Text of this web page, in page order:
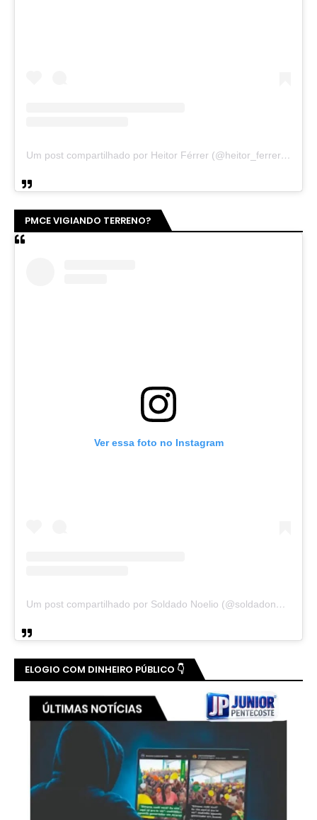
Um post compartilhado por Heitor Férrer (@heitor_ferrer77)
PMCE VIGIANDO TERRENO?
Ver essa foto no Instagram
Um post compartilhado por Soldado Noelio (@soldadonoelio)
ELOGIO COM DINHEIRO PÚBLICO 👇